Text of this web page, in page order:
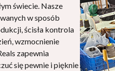
świecie. Nasze
w sposób
ścisła kontrola
wzmocnienie
zapewnia
się pewnie i pięknie